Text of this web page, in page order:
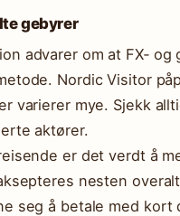
gebyrer
advarer om at FX‑
Nordic Visitor
varierer mye. Sjekk
aktører.
er det verdt å
nesten
seg å betale med kort